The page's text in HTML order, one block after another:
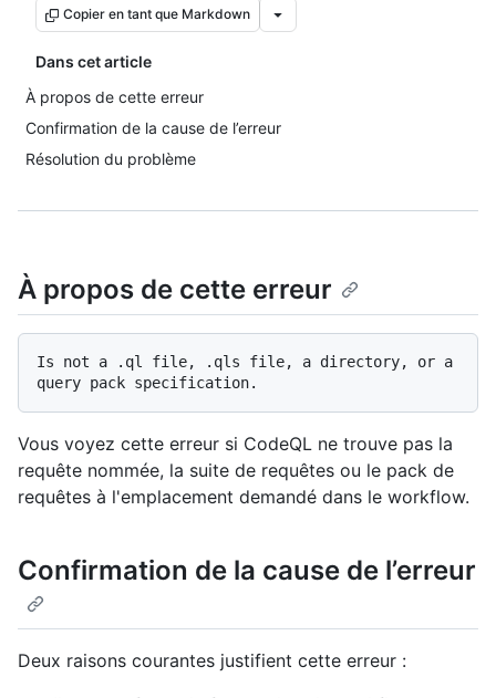
Copier en tant que Markdown
Dans cet article
À propos de cette erreur
Confirmation de la cause de l’erreur
Résolution du problème
À propos de cette erreur
Is not a .ql file, .qls file, a directory, or a
Vous voyez cette erreur si CodeQL ne trouve pas la
requête nommée, la suite de requêtes ou le pack de
requêtes à l'emplacement demandé dans le workflow.
Confirmation de la cause de l’erreur
Deux raisons courantes justifient cette erreur :